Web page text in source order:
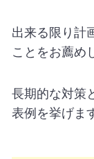
出来る限り計
ことをお薦め
長期的な対策
表例を挙げま